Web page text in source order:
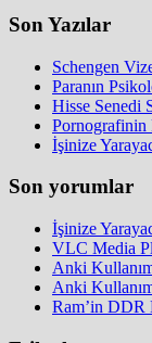
Son Yazılar
Schengen
Paranın
Hisse Senedi
Pornografinin
İşinize
Son yorumlar
İşinize
VLC Media
Anki
Anki
Ram’in DDR